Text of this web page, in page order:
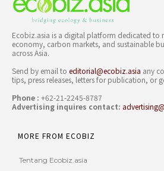
Ecobiz.asia is a digital platform dedicated to
economy, carbon markets, and sustainable
across Asia.
Send by email to editorial@ecobiz.asia any
tips, press releases, letters for publication, or
Phone : +62-21-2245-8787
Advertising inquires contact:
MORE FROM ECOBIZ
Tentang Ecobiz.asia